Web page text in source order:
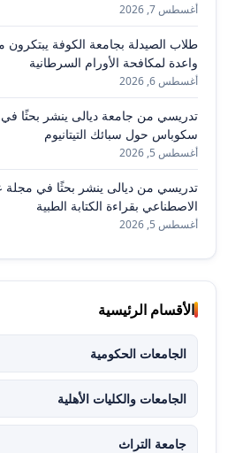
أغسطس 7, 2026
طلاب الصيدلة بجامعة الكوفة يبتكرون
واعدة لمكافحة الأورام السرطانية
أغسطس 6, 2026
تدريسي من جامعة ديالى ينشر بحثًا
سكوباس حول سبائك التيتانيوم
أغسطس 5, 2026
تدريسي من ديالى ينشر بحثًا في مجلة
الاصطناعي بقراءة الكتابة الطبية
أغسطس 5, 2026
الأقسام الرئيسية
الجامعات الحكومية
الجامعات والكليات الأهلية
جامعة التراث